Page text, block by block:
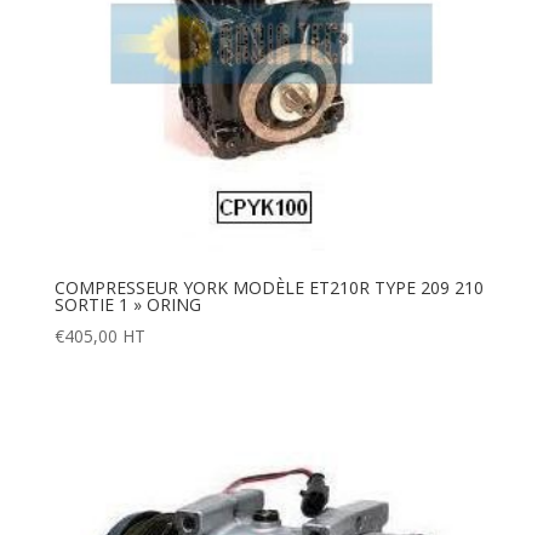
COMPRESSEUR YORK MODÈLE ET210R TYPE 209 210
SORTIE 1 » ORING
€405,00 HT